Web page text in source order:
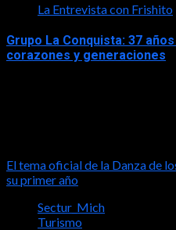
La Entrevista con Frishito
Grupo La Conquista: 37
corazones y generaciones
El tema oficial de la Danza de
su primer año
Sectur_Mich
Turismo